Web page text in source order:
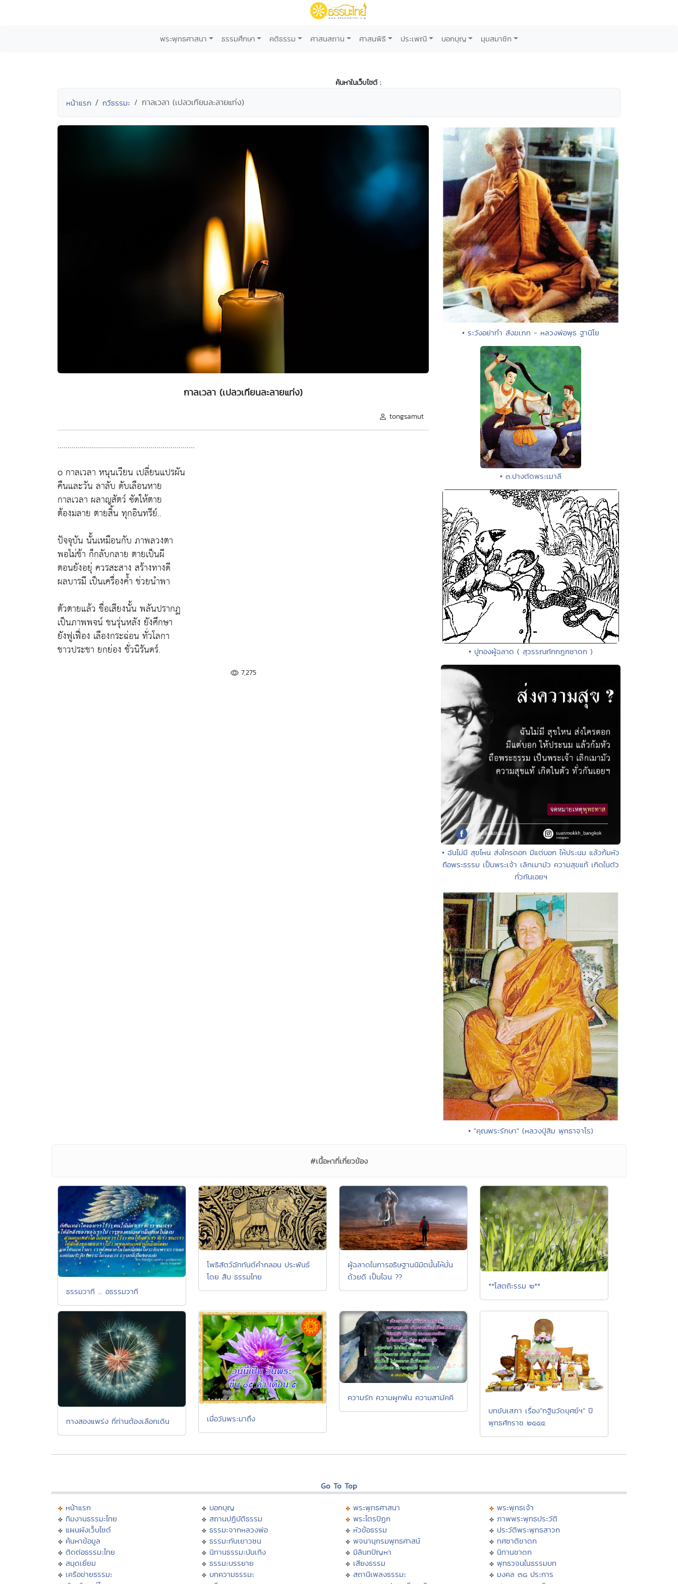
พระพุทธศาสนา ธรรมศึกษา คติธรรม ศาสนสถาน ศาสนพิธี ประเพณี บอกบุญ มุมสมาชิก
ค้นหาในเว็บไซต์ :
หน้าแรก กวีธรรมะ กาลเวลา (เปลวเทียนละลายแท่ง)
กาลเวลา (เปลวเทียนละลายแท่ง)
tongsamut
....................................................................
o กาลเวลา หนุนเวียน เปลี่ยนแปรผัน
คืนและวัน ลาลับ ดับเลือนหาย
กาลเวลา ผลาญสัตว์ ซัดให้ตาย
ต้องมลาย ตายสิ้น ทุกอินทรีย์..
ปัจจุบัน นั้นเหมือนกับ ภาพลวงตา
พอไม่ช้า ก็กลับกลาย ตายเป็นผี
ตอนยังอยุ่ ควรสะสาง สร้างทางดี
ผลบารมี เป็นเครื่องค้ำ ช่วยนำพา
ตัวตายแล้ว ชื่อเสียงนั้น พลันปรากฏ
เป็นภาพพจน์ ชนรุ่นหลัง ยังศึกษา
ยังฟูเฟื่อง เลืองกระฉ่อน ทั่วโลกา
ชาวประชา ยกย่อง ชั่วนิรันดร์.
7,275
• ระวังอย่าทำ สังฆเภท - หลวงพ่อพุธ ฐานิโย
• ๓.ปางตัดพระเมาลี
• ปูทองผู้ฉลาด ( สุวรรณกักกฏกชาดก )
• ฉันไม่มี สุขไหน ส่งใครดอก มีแต่บอก ให้ประนม แล้วก้มหัว
ถือพระธรรม เป็นพระเจ้า เลิกเมามัว ความสุขแท้ เกิดในตัว
ทั่วกันเอยฯ
• "คุณพระรักษา" (หลวงปู่สิม พุทธาจาโร)
#เนื้อหาที่เกี่ยวข้อง
ธรรมวาที ... อธรรมวาที
โพธิสัตว์ฉัททันต์คำกลอน ประพันธ์
โดย สืบ ธรรมไทย
ผู้ฉลาดในการอธิษฐานนิมิตนั้นให้มั่น
ด้วยดี เป็นไฉน ??
**โสตถิะรรม ๒**
ทางสองแพร่ง ที่ท่านต้องเลือกเดิน เมื่อวันพระมาถึง
ความรัก ความผูกพัน ความสามัคคี
บทขับเสภา เรื่อง”กฐินวัดบุศย์ฯ” ปี
พุทธศักราช ๒๕๕๕
Go To Top
หน้าแรก
ทีมงานธรรมะไทย
แผนผังเว็บไซต์
ค้นหาข้อมูล
ติดต่อธรรมะไทย
สมุดเยี่ยม
เครือข่ายธรรมะ
บอกบุญ
สถานปฏิบัติธรรม
ธรรมะจากหลวงพ่อ
ธรรมะกับเยาวชน
นิทานธรรมะบันเทิง
ธรรมะบรรยาย
บทความธรรมะ
พระพุทธศาสนา
พระไตรปิฏก
หัวข้อธรรม
พจนานุกรมพุทธศาสน์
มิลินทปัญหา
เสียงธรรม
สถานีเพลงธรรมะ
พระพุทธเจ้า
ภาพพระพุทธประวัติ
ประวัติพระพุทธสาวก
ทศชาติชาดก
นิทานชาดก
พุทธวจนในธรรมบท
มงคล ๓๘ ประการ